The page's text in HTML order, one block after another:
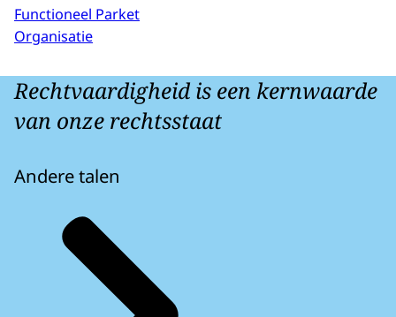
Functioneel Parket
Organisatie
Rechtvaardigheid is een kernwaarde
van onze rechtsstaat
Andere talen